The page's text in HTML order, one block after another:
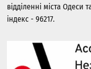
відділенні міста Одеси
індекс - 96217.